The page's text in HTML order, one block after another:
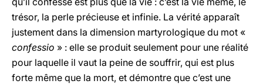
trésor, la perle précieuse et infinie. La vérité apparaît
justement dans la dimension martyrologique du mot «
confessio » : elle se produit seulement pour une réalité
pour laquelle il vaut la peine de souffrir, qui est plus
forte même que la mort, et démontre que c’est une